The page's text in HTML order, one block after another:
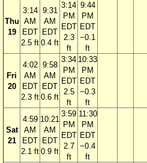
Thu
19
3:14
AM
EDT
2.5 ft
9:31
AM
EDT
0.4 ft
3:14
PM
EDT
2.3
ft
9:44
PM
EDT
−0.1
ft
Fri
20
4:02
AM
EDT
2.3 ft
9:58
AM
EDT
0.6 ft
3:34
PM
EDT
2.5
ft
10:33
PM
EDT
−0.3
ft
Sat
21
4:59
AM
EDT
2.1 ft
10:21
AM
EDT
0.9 ft
3:59
PM
EDT
2.7
ft
11:30
PM
EDT
−0.4
ft